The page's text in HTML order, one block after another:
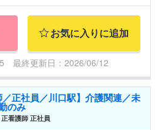
お気に入りに追加
最終更新日：2026/06/12
正社員／川口駅】介護関連／未
のみ
看護師 正社員